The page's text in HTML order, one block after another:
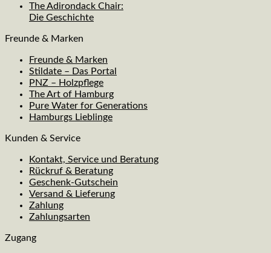
The Adirondack Chair:
Die Geschichte
Freunde & Marken
Freunde & Marken
Stildate – Das Portal
PNZ – Holzpflege
The Art of Hamburg
Pure Water for Generations
Hamburgs Lieblinge
Kunden & Service
Kontakt, Service und Beratung
Rückruf & Beratung
Geschenk-Gutschein
Versand & Lieferung
Zahlung
Zahlungsarten
Zugang